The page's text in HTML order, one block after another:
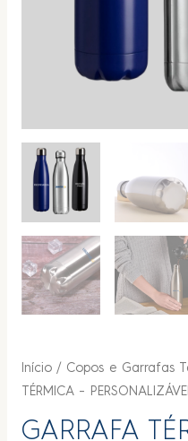
Início/ Copos e Garrafas
TÉRMICA –
GARRAFA